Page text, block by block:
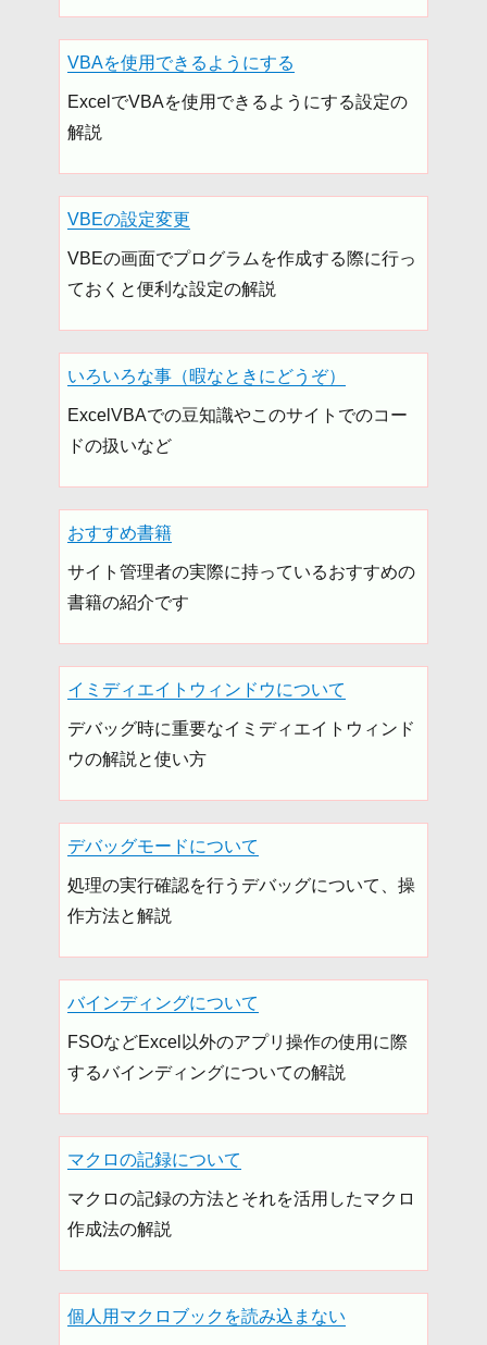
VBAを使用できるようにする
ExcelでVBAを使用できるようにする設定の
解説
VBEの設定変更
VBEの画面でプログラムを作成する際に行っ
ておくと便利な設定の解説
いろいろな事（暇なときにどうぞ）
ExcelVBAでの豆知識やこのサイトでのコー
ドの扱いなど
おすすめ書籍
サイト管理者の実際に持っているおすすめの
書籍の紹介です
イミディエイトウィンドウについて
デバッグ時に重要なイミディエイトウィンド
ウの解説と使い方
デバッグモードについて
処理の実行確認を行うデバッグについて、操
作方法と解説
バインディングについて
FSOなどExcel以外のアプリ操作の使用に際
するバインディングについての解説
マクロの記録について
マクロの記録の方法とそれを活用したマクロ
作成法の解説
個人用マクロブックを読み込まない